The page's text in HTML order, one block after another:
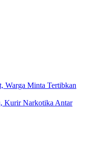
Warga Minta Tertibkan
Kurir Narkotika Antar